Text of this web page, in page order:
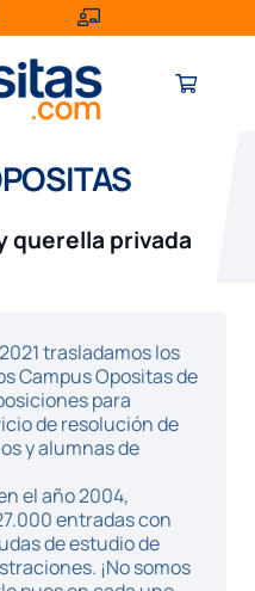
querella privada
trasladamos los
Campus Opositas de
para
de resolución de
y alumnas de
el año 2004,
entradas con
de estudio de
¡No somos